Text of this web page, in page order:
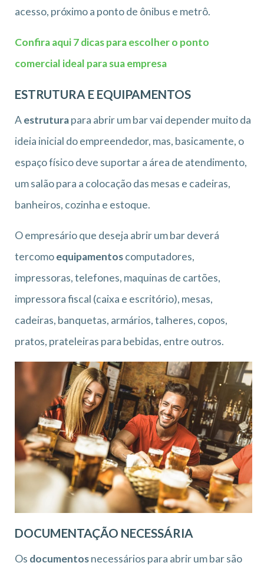
acesso, próximo a ponto de ônibus e metrô.
Confira aqui 7 dicas para escolher o ponto
comercial ideal para sua empresa
ESTRUTURA E EQUIPAMENTOS
Aestruturapara abrir um bar vai depender muito da
ideia inicial do empreendedor, mas, basicamente, o
espaço físico deve suportar a área de atendimento,
um salão para a colocação das mesas e cadeiras,
banheiros, cozinha e estoque.
O empresário que deseja abrir um bar deverá
tercomoequipamentoscomputadores,
impressoras, telefones, maquinas de cartões,
impressora fiscal (caixa e escritório), mesas,
cadeiras, banquetas, armários, talheres, copos,
pratos, prateleiras para bebidas, entre outros.
DOCUMENTAÇÃO NECESSÁRIA
Os documentosnecessários para abrir um bar são